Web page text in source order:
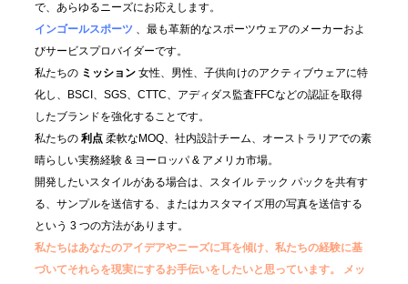
で、あらゆるニーズにお応えします。
インゴールスポーツ 、最も革新的なスポーツウェアのメーカーおよ
びサービスプロバイダーです。
私たちの ミッション女性、男性、子供向けのアクティブウェアに特
化し、BSCI、SGS、CTTC、アディダス監査FFCなどの認証を取得
したブランドを強化することです。
私たちの利点柔軟なMOQ、社内設計チーム、オーストラリアでの素
晴らしい実務経験 & ヨーロッパ & アメリカ市場。
開発したいスタイルがある場合は、スタイル テック パックを共有す
る、サンプルを送信する、またはカスタマイズ用の写真を送信する
という 3 つの方法があります。
私たちはあなたのアイデアやニーズに耳を傾け、私たちの経験に基
づいてそれらを現実にするお手伝いをしたいと思っています。 メッ